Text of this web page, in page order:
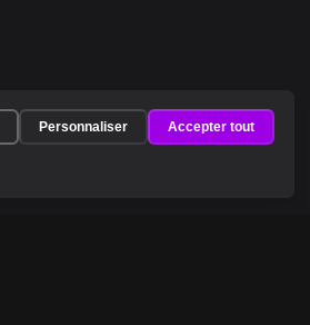
Personnaliser Accepter tout